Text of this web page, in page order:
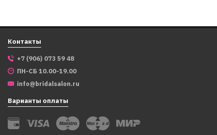
Контакты
+7 (906) 073 59 48
ПН-СБ 10.00-19.00
info@bridalsalon.ru
Варианты оплаты